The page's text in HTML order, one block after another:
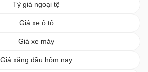
Tỷ giá ngoại tệ
Giá xe ô tô
Giá xe máy
Giá xăng dầu hôm nay